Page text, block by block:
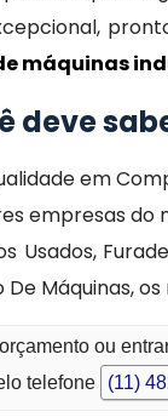
máquinas
deve
em
empresas do
Usados,
De Máquinas,
ou
telefone
(11)